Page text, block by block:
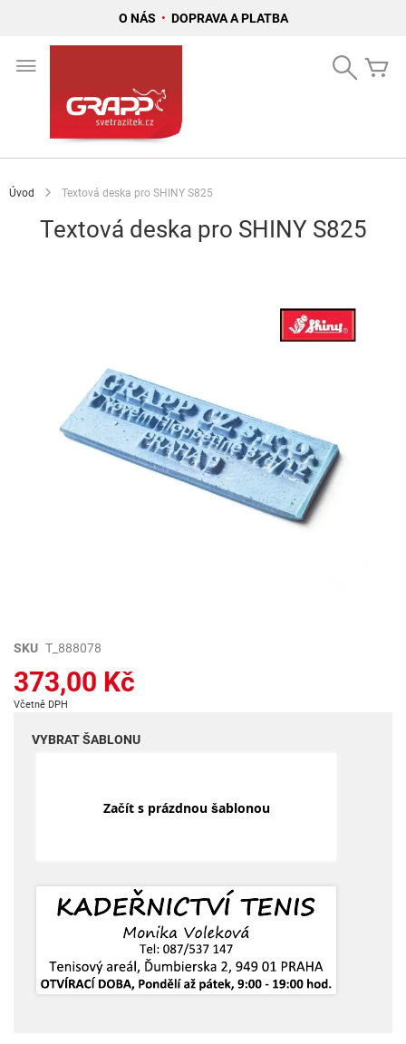
O NÁS • DOPRAVA A PLATBA
Search
Úvod Textová deska pro SHINY S825
Textová deska pro SHINY S825
Přeskočit
začátek
galerie
obrázky
SKU T_888078
373,00 Kč
Včetně DPH
VYBRAT ŠABLONU
Začít s prázdnou šablonou